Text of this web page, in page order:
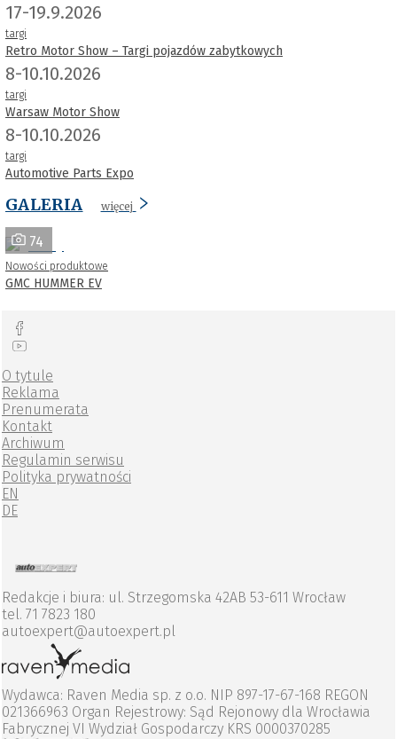
17-19.9.2026
targi
Retro Motor Show – Targi pojazdów zabytkowych
8-10.10.2026
targi
Warsaw Motor Show
8-10.10.2026
targi
Automotive Parts Expo
GALERIA więcej
74
Nowości produktowe
GMC HUMMER EV
O tytule
Reklama
Prenumerata
Kontakt
Archiwum
Regulamin serwisu
Polityka prywatności
EN
DE
Redakcje i biura: ul. Strzegomska 42AB 53-611 Wrocław
tel. 71 7823 180
autoexpert@autoexpert.pl
Wydawca: Raven Media sp. z o.o. NIP 897-17-67-168 REGON
021366963 Organ Rejestrowy: Sąd Rejonowy dla Wrocławia
Fabrycznej VI Wydział Gospodarczy KRS 0000370285